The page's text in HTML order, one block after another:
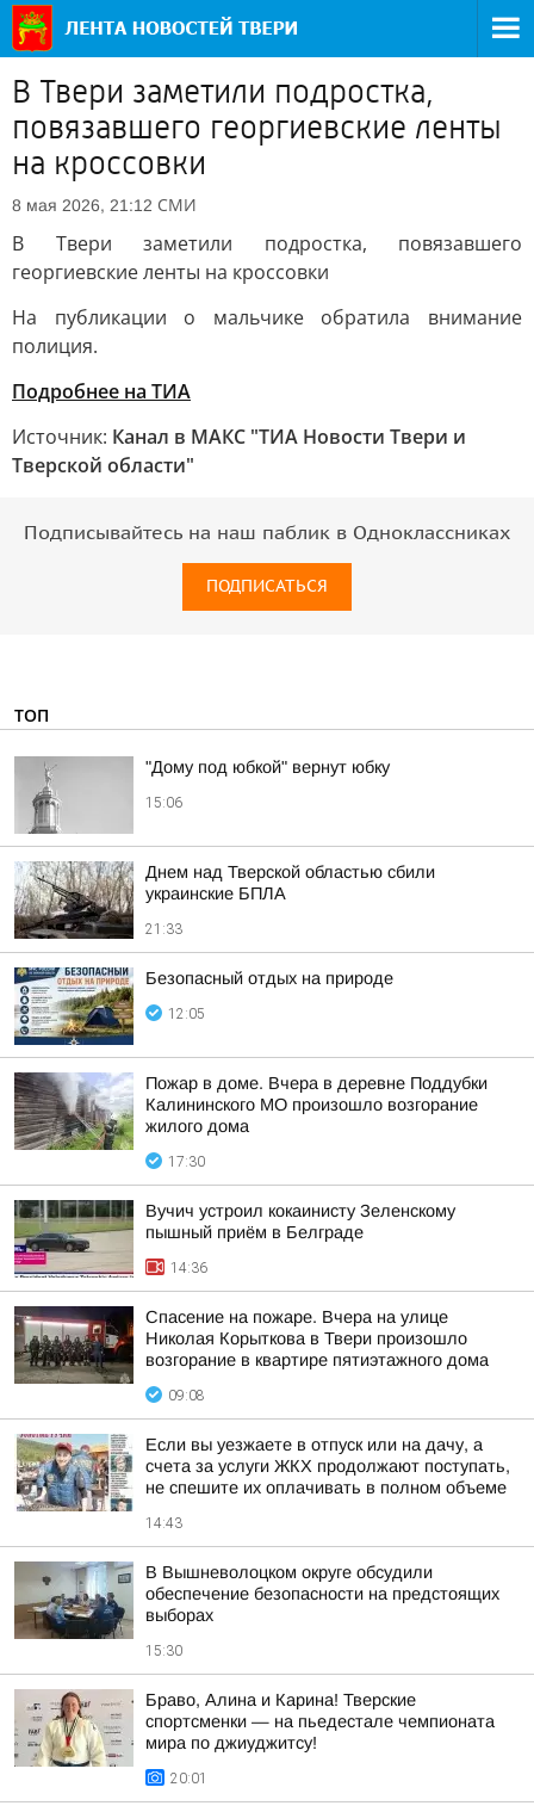
В Твери заметили подростка,
повязавшего георгиевские ленты
на кроссовки
8 мая 2026, 21:12 СМИ
В Твери заметили подростка, повязавшего
георгиевские ленты на кроссовки
На публикации о мальчике обратила внимание
полиция.
Подробнее на ТИА
Источник: Канал в МАКС "ТИА Новости Твери и
Тверской области"
Подписывайтесь на наш паблик в Одноклассниках
ПОДПИСАТЬСЯ
ТОП
"Дому под юбкой" вернут юбку
15:06
Днем над Тверской областью сбили
украинские БПЛА
21:33
Безопасный отдых на природе
12:05
Пожар в доме. Вчера в деревне Поддубки
Калининского МО произошло возгорание
жилого дома
17:30
Вучич устроил кокаинисту Зеленскому
пышный приём в Белграде
14:36
Спасение на пожаре. Вчера на улице
Николая Корыткова в Твери произошло
возгорание в квартире пятиэтажного дома
09:08
Если вы уезжаете в отпуск или на дачу, а
счета за услуги ЖКХ продолжают поступать,
не спешите их оплачивать в полном объеме
14:43
В Вышневолоцком округе обсудили
обеспечение безопасности на предстоящих
выборах
15:30
Браво, Алина и Карина! Тверские
спортсменки — на пьедестале чемпионата
мира по джиуджитсу!
20:01